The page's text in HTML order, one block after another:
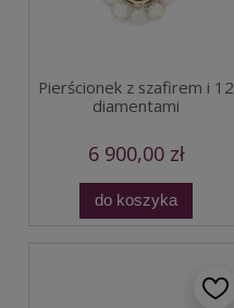
Pierścionek z szafirem i 12
diamentami
6 900,00 zł
do koszyka